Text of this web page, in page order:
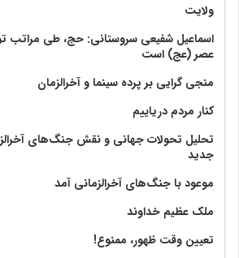
ولايت‏
اسماعیل شفیعی سروستانی: حج، طی مراتب
عصر (عج) است
منجی گرایی بر پرده سینما و آخرالزمان
کنار مردم دریاییم
تحلیل تحولات جهانی و نقش جنگ‌های
جدید
موعود با جنگ‌های آخرالزمانی آمد
ملک عظیم خداوند
تعیین وقت ظهور، ممنوع!